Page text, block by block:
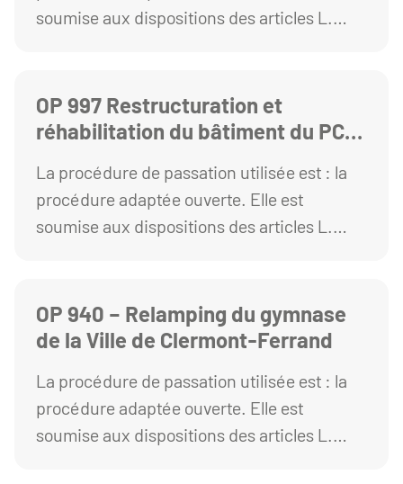
Puy de Dôme
soumise aux dispositions des articles L.
OP 997 Restructuration et
réhabilitation du bâtiment du PC
Plâtrerie Peinture
La procédure de passation utilisée est : la
procédure adaptée ouverte. Elle est
soumise aux dispositions des articles L.
OP 940 – Relamping du gymnase
de la Ville de Clermont-Ferrand
La procédure de passation utilisée est : la
procédure adaptée ouverte. Elle est
soumise aux dispositions des articles L.